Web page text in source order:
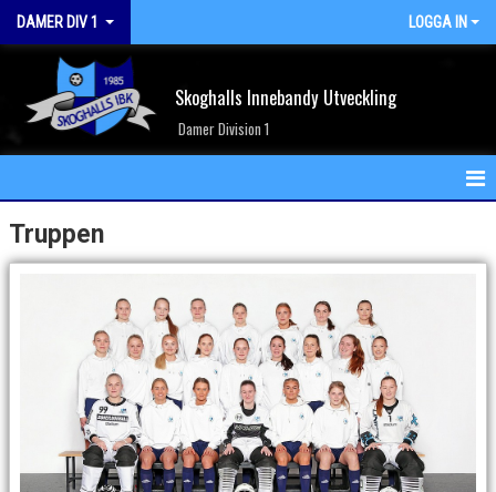
DAMER DIV 1 LOGGA IN
Skoghalls Innebandy Utveckling
Damer Division 1
HEM
BILDGALLERI
Truppen